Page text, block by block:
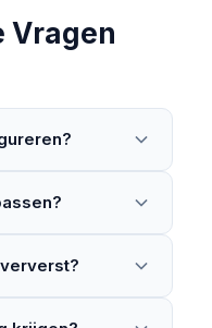
Vragen